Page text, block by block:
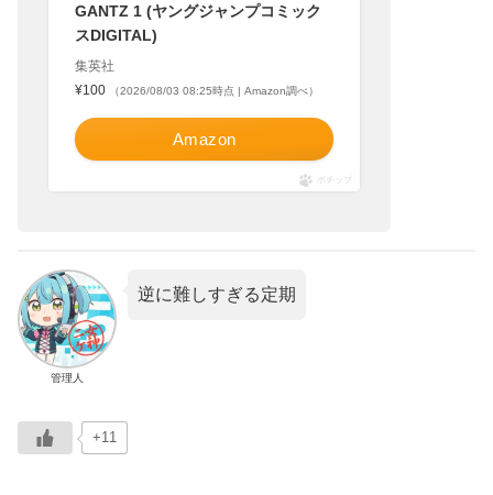
GANTZ 1 (ヤングジャンプコミック
スDIGITAL)
集英社
¥100
（2026/08/03 08:25時点 | Amazon調べ）
Amazon
ポチップ
管理人
逆に難しすぎる定期
+11